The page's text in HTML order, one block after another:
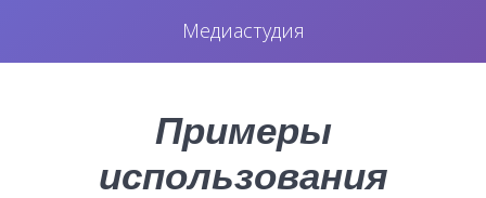
Медиастудия
Примеры
использования